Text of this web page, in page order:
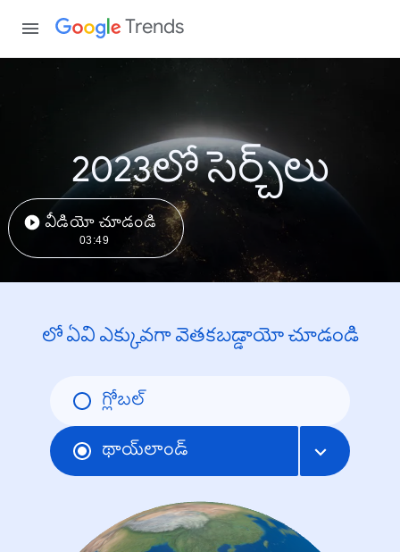
Trends
2023లో సెర్చ్‌లు
వీడియో చూడండి
03:49
లో ఏవి ఎక్కువగా వెతకబడ్డాయో చూడండి
గ్లోబల్
థాయ్‌లాండ్